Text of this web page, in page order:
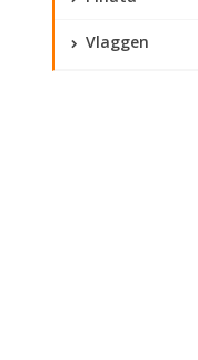
Vlaggen